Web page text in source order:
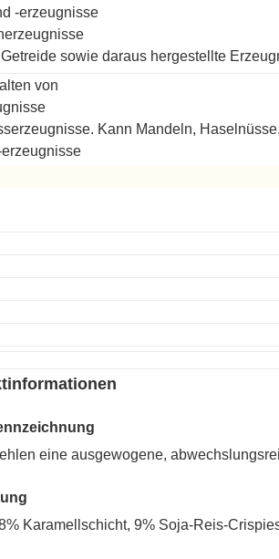
-erzeugnisse
sowie daraus hergestellte
von
Kann Mandeln,
eine ausgewogene,
Karamellschicht, 9% Soja-Reis-